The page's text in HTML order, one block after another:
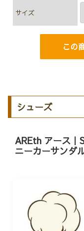
サイズ
この
シューズ
AREth アース｜
ニーカーサンダ